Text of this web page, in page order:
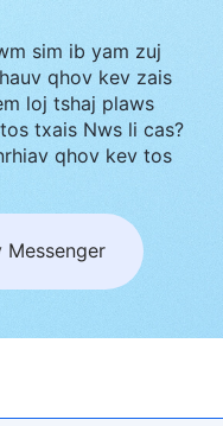
sim ib yam zuj
qhov kev zais
loj tshaj plaws
txais Nws li cas?
qhov kev tos
Messenger